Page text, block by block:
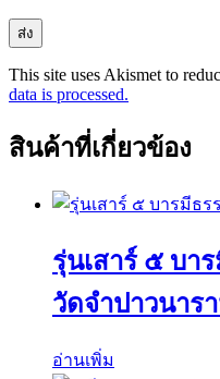
This site uses Akismet to
data is processed.
สินค้าที่เกี่ยวข้อง
รุ่นเสาร์ ๕ บา
วัดจำปาวนาร
อ่านเพิ่ม